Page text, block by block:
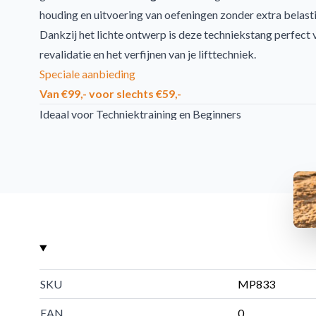
houding en uitvoering van oefeningen zonder extra
Dankzij het lichte ontwerp is deze techniekstang perfect
revalidatie en het verfijnen van je lifttechniek.
Speciale aanbieding
Van €99,- voor slechts €59,-
Ideaal voor Techniektraining en Beginners
De stang is niet geschikt voor het laden van gewichten,
De MP833 is voorzien van
rubberen beschermringen
waardoor de stang beter bestand is tegen vallen en
verlengt de levensduur en maakt de stang geschikt voor
sportscholen en trainingsruimtes.
SKU MP833
EAN 0